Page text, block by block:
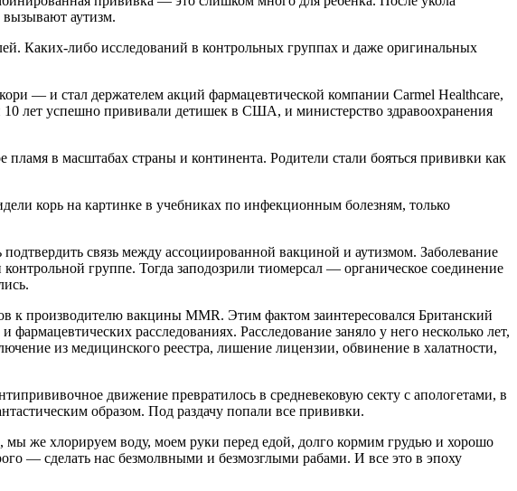
аутизм.
Каких-либо исследований в контрольных группах и даже оригинальных
— и стал держателем акций фармацевтической компании Carmel Healthcare,
лет успешно прививали детишек в США, и министерство здравоохранения
в масштабах страны и континента. Родители стали бояться прививки как
корь на картинке в учебниках по инфекционным болезням, только
связь между ассоциированной вакциной и аутизмом. Заболевание
группе. Тогда заподозрили тиомерсал — органическое соединение
к производителю вакцины MMR. Этим фактом заинтересовался Британский
расследованиях. Расследование заняло у него несколько лет,
из медицинского реестра, лишение лицензии, обвинение в халатности,
движение превратилось в средневековую секту с апологетами, в
образом. Под раздачу попали все прививки.
же хлорируем воду, моем руки перед едой, долго кормим грудью и хорошо
— сделать нас безмолвными и безмозглыми рабами. И все это в эпоху